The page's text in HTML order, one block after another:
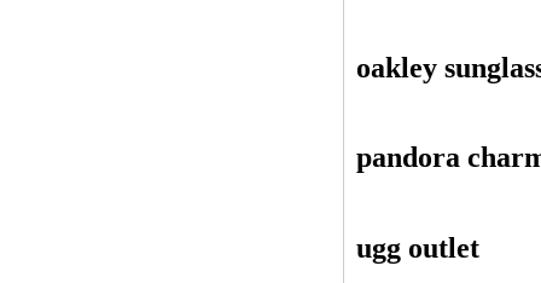
oakley
pandora
ugg outlet